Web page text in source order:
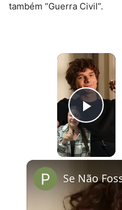
também “Guerra Civil”.
×